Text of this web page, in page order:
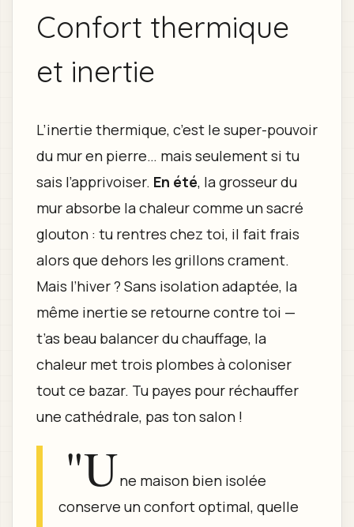
Confort thermique
et inertie
L’inertie thermique, c’est le super-pouvoir
du mur en pierre… mais seulement si tu
sais l’apprivoiser. En été, la grosseur du
mur absorbe la chaleur comme un sacré
glouton : tu rentres chez toi, il fait frais
alors que dehors les grillons crament.
Mais l’hiver ? Sans isolation adaptée, la
même inertie se retourne contre toi —
t’as beau balancer du chauffage, la
chaleur met trois plombes à coloniser
tout ce bazar. Tu payes pour réchauffer
une cathédrale, pas ton salon !
"Une maison bien isolée
conserve un confort optimal, quelle